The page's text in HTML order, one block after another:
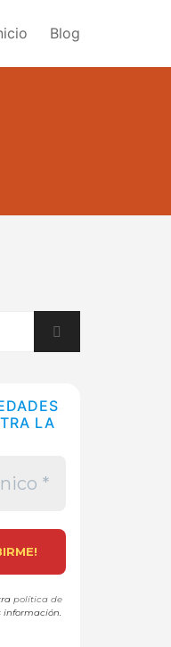
Blog
Buscar
LA
política de
información.